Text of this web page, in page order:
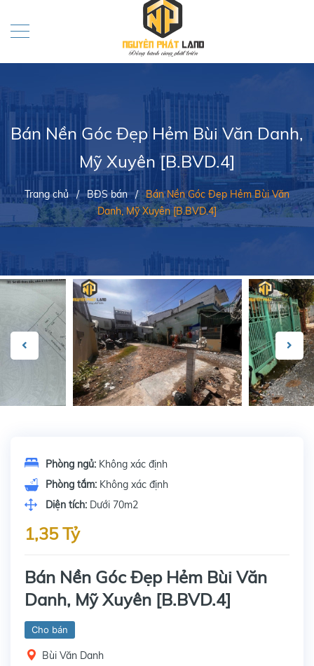
Bán Nền Góc Đẹp Hẻm Bùi Văn Danh,
Mỹ Xuyên [B.BVD.4]
Trang chủ / BĐS bán / Bán Nền Góc Đẹp Hẻm Bùi Văn
Danh, Mỹ Xuyên [B.BVD.4]
Phòng ngủ: Không xác định
Phòng tắm: Không xác định
Diện tích: Dưới 70m2
1,35 Tỷ
Bán Nền Góc Đẹp Hẻm Bùi Văn
Danh, Mỹ Xuyên [B.BVD.4]
Cho bán
Bùi Văn Danh